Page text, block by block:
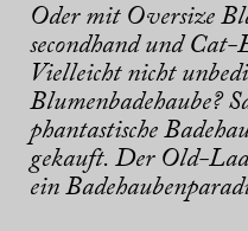
Oder mit Oversize
secondhand und
Vielleicht nicht
Blumenbadehaube?
phantastische
gekauft. Der Old-
ein